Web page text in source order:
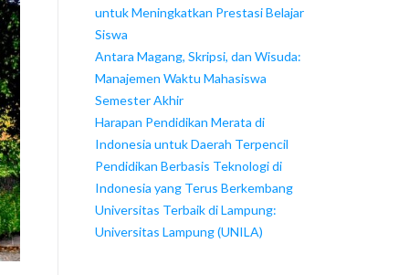
untuk Meningkatkan Prestasi Belajar
Siswa
Antara Magang, Skripsi, dan Wisuda:
Manajemen Waktu Mahasiswa
Semester Akhir
Harapan Pendidikan Merata di
Indonesia untuk Daerah Terpencil
Pendidikan Berbasis Teknologi di
Indonesia yang Terus Berkembang
Universitas Terbaik di Lampung:
Universitas Lampung (UNILA)